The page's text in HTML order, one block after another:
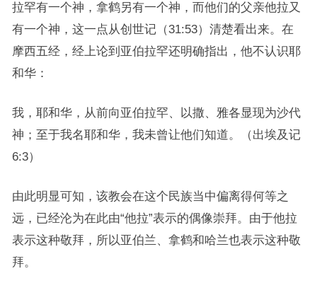
拉罕有一个神，拿鹤另有一个神，而他们的父亲他拉又
有一个神，这一点从创世记（31:53）清楚看出来。在
摩西五经，经上论到亚伯拉罕还明确指出，他不认识耶
和华：
我，耶和华，从前向亚伯拉罕、以撒、雅各显现为沙代
神；至于我名耶和华，我未曾让他们知道。（出埃及记
6:3）
由此明显可知，该教会在这个民族当中偏离得何等之
远，已经沦为在此由“他拉”表示的偶像崇拜。由于他拉
表示这种敬拜，所以亚伯兰、拿鹤和哈兰也表示这种敬
拜。